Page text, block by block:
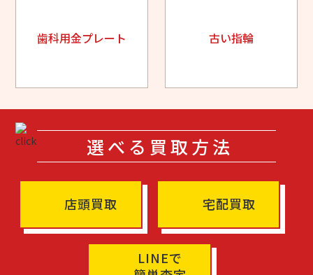
歯科用金プレート 古い指輪
選べる買取方法
店頭買取 宅配買取
LINEで